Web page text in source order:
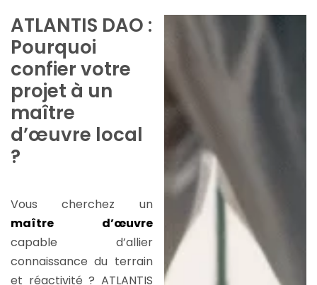
ATLANTIS DAO :
Pourquoi
confier votre
projet à un
maître
d’œuvre local
?
Vous cherchez un
maître d’œuvre
capable d’allier
connaissance du terrain
et réactivité ? ATLANTIS